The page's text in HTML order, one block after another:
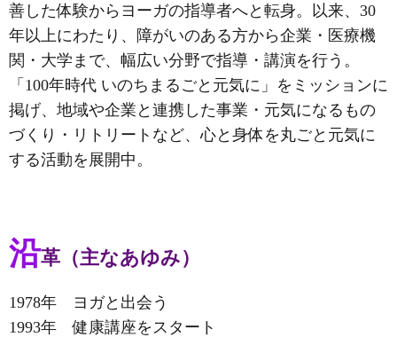
善した体験からヨーガの指導者へと転身。以来、30
年以上にわたり、障がいのある方から企業・医療機
関・大学まで、幅広い分野で指導・講演を行う。
「100年時代 いのちまるごと元気に」をミッションに
掲げ、地域や企業と連携した事業・元気になるもの
づくり・リトリートなど、心と身体を丸ごと元気に
する活動を展開中。
沿革（主なあゆみ）
1978年 ヨガと出会う
1993年 健康講座をスタート